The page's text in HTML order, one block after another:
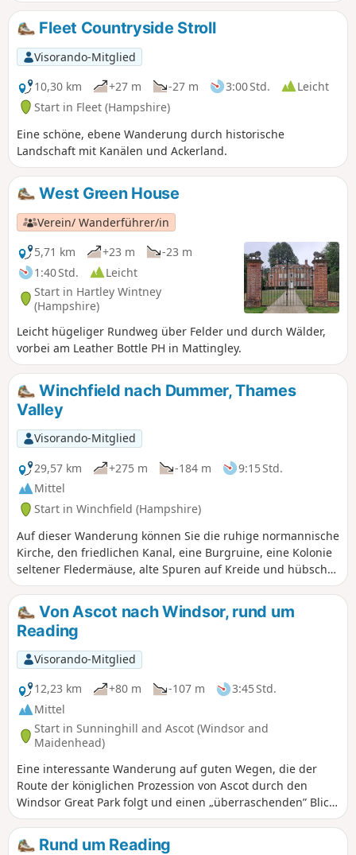
Fleet Countryside Stroll
Visorando-Mitglied
10,30 km
+27 m -27 m 3:00 Std.
Leicht
Start in Fleet (Hampshire)
Eine schöne, ebene Wanderung durch historische
Landschaft mit Kanälen und Ackerland.
West Green House
Verein/ Wanderführer/in
5,71 km
+23 m
-23 m
1:40 Std.
Leicht
Start in Hartley Wintney
(Hampshire)
Leicht hügeliger Rundweg über Felder und durch Wälder,
vorbei am Leather Bottle PH in Mattingley.
Winchfield nach Dummer, Thames
Valley
Visorando-Mitglied
29,57 km
+275 m -184 m
9:15 Std.
Mittel
Start in Winchfield (Hampshire)
Auf dieser Wanderung können Sie die ruhige normannische
Kirche, den friedlichen Kanal, eine Burgruine, eine Kolonie
seltener Fledermäuse, alte Spuren auf Kreide und hübsche
Weiler mit weitreichender Aussicht genießen. Wenn Sie nur
diesen Teil der Wanderung machen, denken Sie daran, dass
Sie ein Transportmittel benötigen, um zum Ausgangspunkt
oder nach Hause zurückzukehren, oder dass Sie denselben
Weg zurückgehen müssen.
Von Ascot nach Windsor, rund um
Reading
Visorando-Mitglied
12,23 km
+80 m -107 m
3:45 Std.
Mittel
Start in Sunninghill and Ascot (Windsor and
Maidenhead)
Eine interessante Wanderung auf guten Wegen, die der
Route der königlichen Prozession von Ascot durch den
Windsor Great Park folgt und einen „überraschenden” Blick
auf Windsor Castle bietet.
Rund um Reading